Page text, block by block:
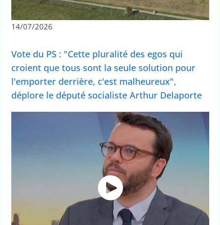
14/07/2026
Vote du PS : "Cette pluralité des egos qui
croient que tous sont la seule solution pour
l'emporter derrière, c'est malheureux",
déplore le député socialiste Arthur Delaporte